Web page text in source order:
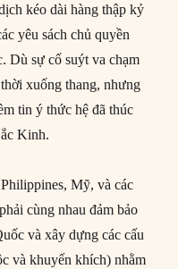
kéo dài hàng thập kỷ
yêu sách chủ quyền
Dù sự cố suýt va chạm
xuống thang, nhưng
tin ý thức hệ đã thúc
Kinh.
Mỹ, và các
cùng nhau đảm bảo
và xây dựng các cấu
và khuyến khích) nhằm